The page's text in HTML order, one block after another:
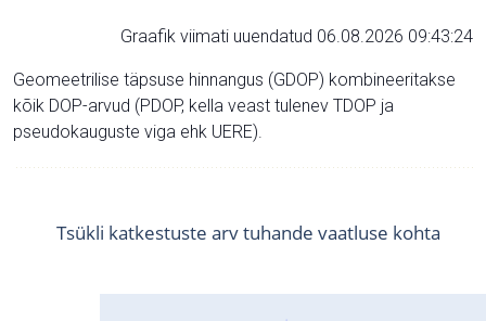
Graafik viimati uuendatud 06.08.2026 09:43:24
Geomeetrilise täpsuse hinnangus (GDOP) kombineeritakse
kõik DOP-arvud (PDOP, kella veast tulenev TDOP ja
pseudokauguste viga ehk UERE).
Tsükli katkestuste arv tuhande vaatluse kohta